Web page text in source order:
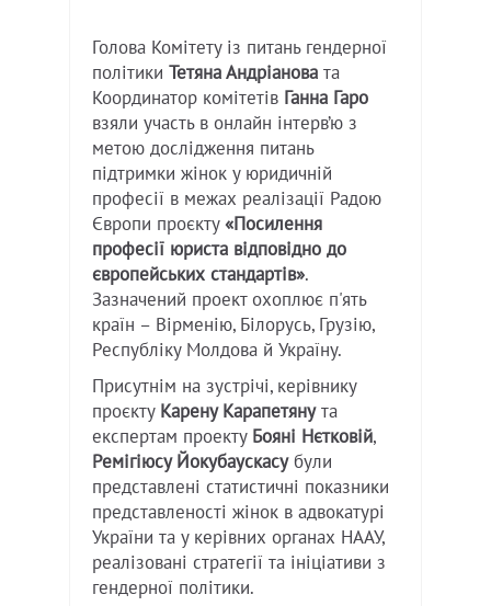
Голова Комітету із питань гендерної
політики Тетяна Андріанова та
Координатор комітетів Ганна Гаро
взяли участь в онлайн інтерв’ю з
метою дослідження питань
підтримки жінок у юридичній
професії в межах реалізації Радою
Європи проєкту «Посилення
професії юриста відповідно до
європейських стандартів».
Зазначений проект охоплює п'ять
країн – Вірменію, Білорусь, Грузію,
Республіку Молдова й Україну.
Присутнім на зустрічі, керівнику
проєкту Карену Карапетянута
експертам проекту Бояні Нєтковій,
Ремігіюсу Йокубаускасубули
представлені статистичні показники
представленості жінок в адвокатурі
України та у керівних органах НААУ,
реалізовані стратегії та ініціативи з
гендерної політики.